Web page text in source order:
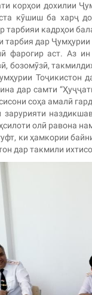
корҳои дохилии
кӯшиш ба харҷ
тарбияи кадрҳои
тарбия дар
фарогир аст. Аз
бозомӯзӣ,
Тоҷикистон
дар самти
соҳа амалӣ
зарурияти
олӣ равона
ки ҳамкории
дар такмили